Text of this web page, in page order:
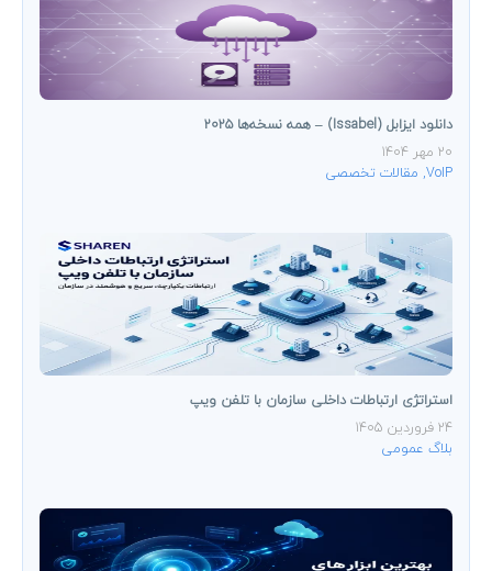
دانلود ایزابل (Issabel) – همه نسخه‌ها ۲۰۲۵
20 مهر 1404
VoIP
, مقالات تخصصی
استراتژی ارتباطات داخلی سازمان با تلفن ویپ
24 فروردین 1405
بلاگ عمومی